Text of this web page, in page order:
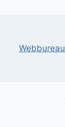
Webbureau